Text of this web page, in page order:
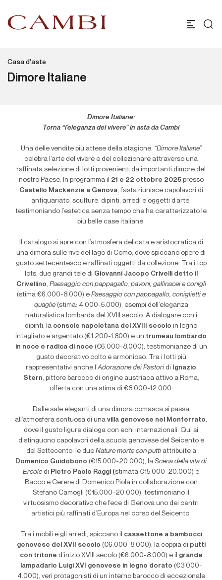
Casa d'aste
Dimore Italiane
Dimore Italiane:
Torna “l’eleganza del vivere” in asta da Cambi
Una delle vendite più attese della stagione, “Dimore Italiane”
celebra l’arte del vivere e del collezionare attraverso una
raffinata selezione di lotti provenienti da importanti dimore del
nostro Paese. In programma il 21 e 22 ottobre 2025presso
Castello Mackenzie a Genova, l’asta riunisce capolavori di
antiquariato, sculture, dipinti, arredi e oggetti d’arte,
testimoniando l’estetica senza tempo che ha caratterizzato le
più belle case italiane.
Il catalogo si apre con l’atmosfera delicata e aristocratica di
una dimora sulle rive del lago di Como, dove spiccano opere di
gusto settecentesco e raffinati oggetti da collezione. Tra i top
lots, due grandi tele di Giovanni Jacopo Crivelli detto il
Crivellino, Paesaggio con pappagallo, pavoni, gallinacei e conigli
(stima €6.000-8.000) e Paesaggio con pappagallo, coniglietti e
quaglie(stima: 4.000-5.000), esempi dell’eleganza
naturalistica lombarda del XVIII secolo. A dialogare con i
dipinti, la console napoletana del XVIII secolo in legno
intagliato e argentato (€1.200-1.800) e un trumeau lombardo
in noce e radica di noce (€6.000-8.000), testimonianze di un
gusto decorativo colto e armonioso. Tra i lotti più
rappresentativi anche l’Adorazione dei Pastori di
Ignazio
Stern, pittore barocco di origine austriaca attivo a Roma,
offerta con una stima di €8.000-12.000.
Dalle sale eleganti di una dimora comasca si passa
all’atmosfera sontuosa di una villa genovese nel Monferrato,
dove il gusto ligure dialoga con echi internazionali. Qui si
distinguono capolavori della scuola genovese del Seicento e
del Settecento: le due Nature morte con puttiattribuite a
Domenico Guidobono (€15.000-20.000), la Scena della vita di
Ercoledi Pietro Paolo Raggi (stimata €15.000-20.000) e
Bacco e Cerere di Domenico Piola in collaborazione con
Stefano Camogli (€15.000-20.000), testimoniano il
virtuosismo decorativo che fece di Genova uno dei centri
artistici più raffinati d’Europa nel corso del Seicento.
Tra i mobili e gli arredi, spiccano il cassettone a bambocci
genovese del XVII secolo (€6.000-8.000), la coppia di putti
con tritone d’inizio XVIII secolo (€6.000-8.000) e il grande
lampadario Luigi XVI genovese in legno dorato (€3.000-
4.000), veri protagonisti di un interno barocco di eccezionale